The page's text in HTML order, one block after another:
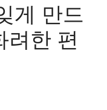
게 만드
려한 편